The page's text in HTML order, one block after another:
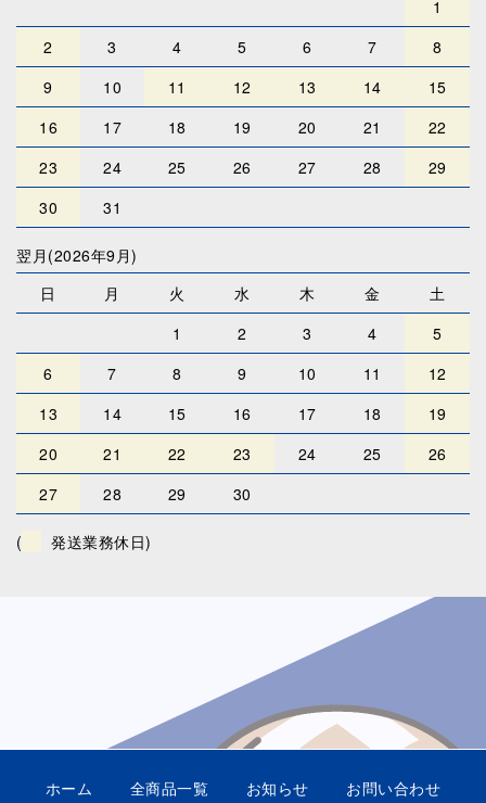
1
2
3 4 5 6 7
8
9
10 11 12 13 14
15
16
17 18 19 20 21
22
23
24 25 26 27 28
29
30
31
翌月(2026年9月)
日
月 火 水 木 金
土
1
2 3 4
5
6
7 8 9 10 11
12
13
14 15 16 17 18
19
20
21 22 23 24 25
26
27
28 29 30
( 発送業務休日)
ホーム 全商品一覧 お知らせ お問い合わせ